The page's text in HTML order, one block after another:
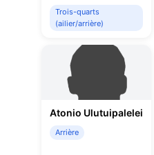
Trois-quarts
(ailier/arrière)
Atonio Ulutuipalelei
Arrière